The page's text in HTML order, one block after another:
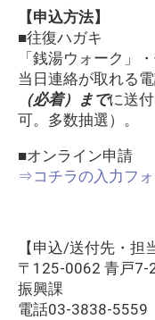
【申込方法】
■往復ハガキ
「銭湯ウォーク」
当日連絡が取れる
（必着）までに送
可。多数抽選）。
■オンライン申請
⇒コチラの入力フ
【申込/送付先・担
〒125-0062 青戸7-
振興課
電話03-3838-5559